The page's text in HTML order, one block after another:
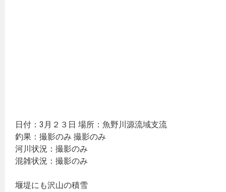
日付：3月２３日 場所：魚野川源流域支流
釣果：撮影のみ 撮影のみ
河川状況：撮影のみ
混雑状況：撮影のみ
堰堤にも沢山の積雪